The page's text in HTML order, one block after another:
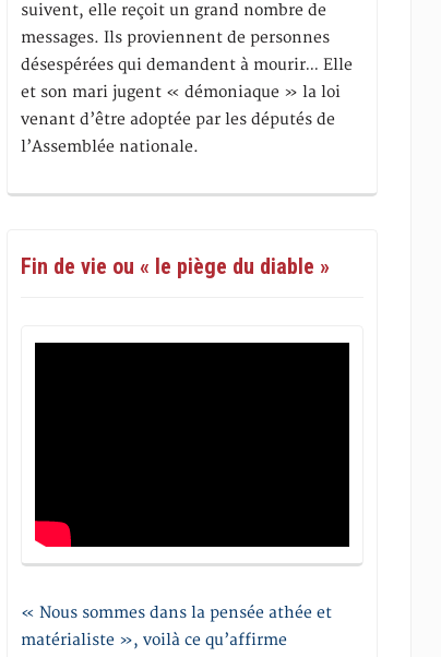
suivent, elle reçoit un grand nombre de
messages. Ils proviennent de personnes
désespérées qui demandent à mourir… Elle
et son mari jugent « démoniaque » la loi
venant d’être adoptée par les députés de
l’Assemblée nationale.
Fin de vie ou « le piège du diable »
« Nous sommes dans la pensée athée et
matérialiste », voilà ce qu’affirme